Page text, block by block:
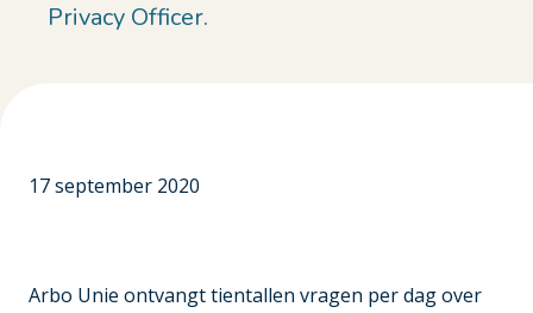
Privacy Officer.
17 september 2020
Arbo Unie ontvangt tientallen vragen per dag over